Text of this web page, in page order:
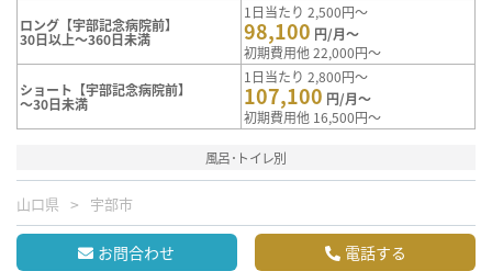
ロング【宇部記念病院前】
30日以上～360日未満
1日当たり 2,500円～
98,100 円/月～
初期費用他 22,000円～
ショート【宇部記念病院前】
～30日未満
1日当たり 2,800円～
107,100 円/月～
初期費用他 16,500円～
風呂･トイレ別
山口県 宇部市
お問合わせ 電話する